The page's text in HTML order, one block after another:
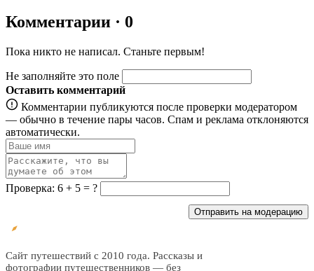
Комментарии · 0
Пока никто не написал. Станьте первым!
Не заполняйте это поле
Оставить комментарий
Комментарии публикуются после проверки модератором
— обычно в течение пары часов. Спам и реклама отклоняются
автоматически.
Проверка: 6 + 5 = ?
Отправить на модерацию
Сайт путешествий с 2010 года. Рассказы и
фотографии путешественников — без